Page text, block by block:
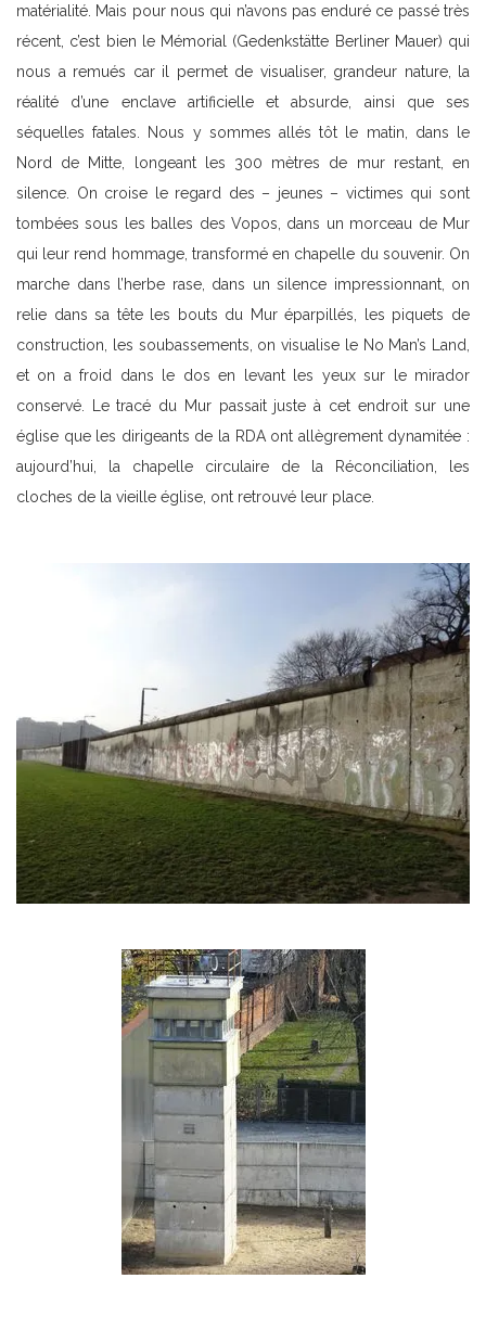
matérialité. Mais pour nous qui n’avons pas enduré ce passé très
récent, c’est bien le Mémorial (Gedenkstätte Berliner Mauer) qui
nous a remués car il permet de visualiser, grandeur nature, la
réalité d’une enclave artificielle et absurde, ainsi que ses
séquelles fatales. Nous y sommes allés tôt le matin, dans le
Nord de Mitte, longeant les 300 mètres de mur restant, en
silence. On croise le regard des – jeunes – victimes qui sont
tombées sous les balles des Vopos, dans un morceau de Mur
qui leur rend hommage, transformé en chapelle du souvenir. On
marche dans l’herbe rase, dans un silence impressionnant, on
relie dans sa tête les bouts du Mur éparpillés, les piquets de
construction, les soubassements, on visualise le No Man’s Land,
et on a froid dans le dos en levant les yeux sur le mirador
conservé. Le tracé du Mur passait juste à cet endroit sur une
église que les dirigeants de la RDA ont allègrement dynamitée :
aujourd’hui, la chapelle circulaire de la Réconciliation, les
cloches de la vieille église, ont retrouvé leur place.